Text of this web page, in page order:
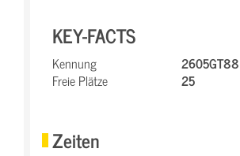
KEY-FACTS
Kennung
2605GT88
Freie Plätze
25
Zeiten